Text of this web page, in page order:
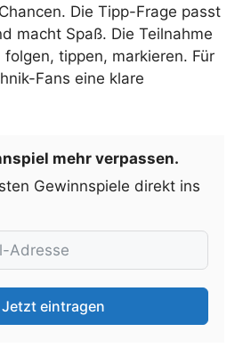
Die Tipp-Frage passt
macht Spaß. Die Teilnahme
tippen, markieren. Für
Fans eine klare
mehr verpassen.
Gewinnspiele direkt ins
Jetzt eintragen